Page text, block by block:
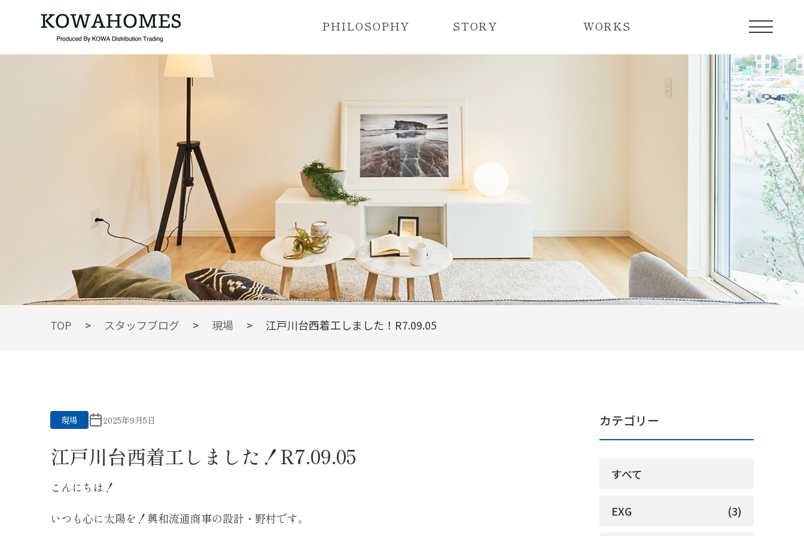
PHILOSOPHY STORY WORKS
現在販売中のレディメイド住宅
BLOG
TOP > スタッフブログ > 現場 > 江戸川台西着工しました！R7.09.05
現場 2025年9月5日
江戸川台西着工しました！R7.09.05
こんにちは！
いつも心に太陽を！興和流通商事の設計・野村です。
カテゴリー
すべて
EXG (3)